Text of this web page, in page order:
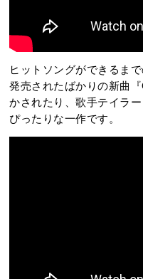
ヒットソングができるま
発売されたばかりの新曲
かされたり、歌手テイラ
ぴったりな一作です。